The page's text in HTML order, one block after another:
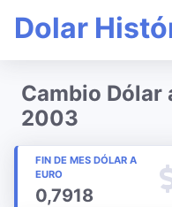
Dolar
Cambio Dólar
2003
FIN DE MES DÓLAR A
EURO
0,7918